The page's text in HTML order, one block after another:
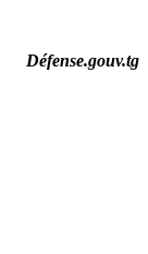
Défense.gouv.tg